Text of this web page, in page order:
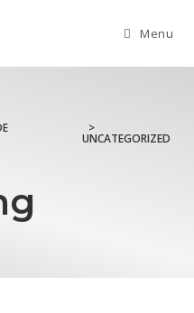
Menu
>
UNCATEGORIZED